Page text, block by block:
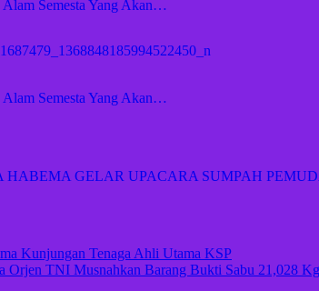
Alam Semesta Yang Akan…
Alam Semesta Yang Akan…
HABEMA GELAR UPACARA SUMPAH
Kunjungan Tenaga Ahli Utama KSP
Orjen TNI Musnahkan Barang Bukti Sabu 21,028